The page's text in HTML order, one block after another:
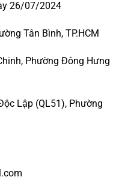
26/07/2024
Tân Bình, TP.HCM
Phường Đông Hưng
Lập (QL51), Phường